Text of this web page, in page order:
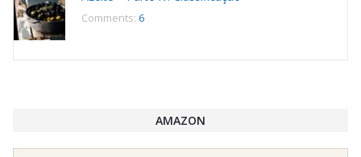
Comments: 6
AMAZON